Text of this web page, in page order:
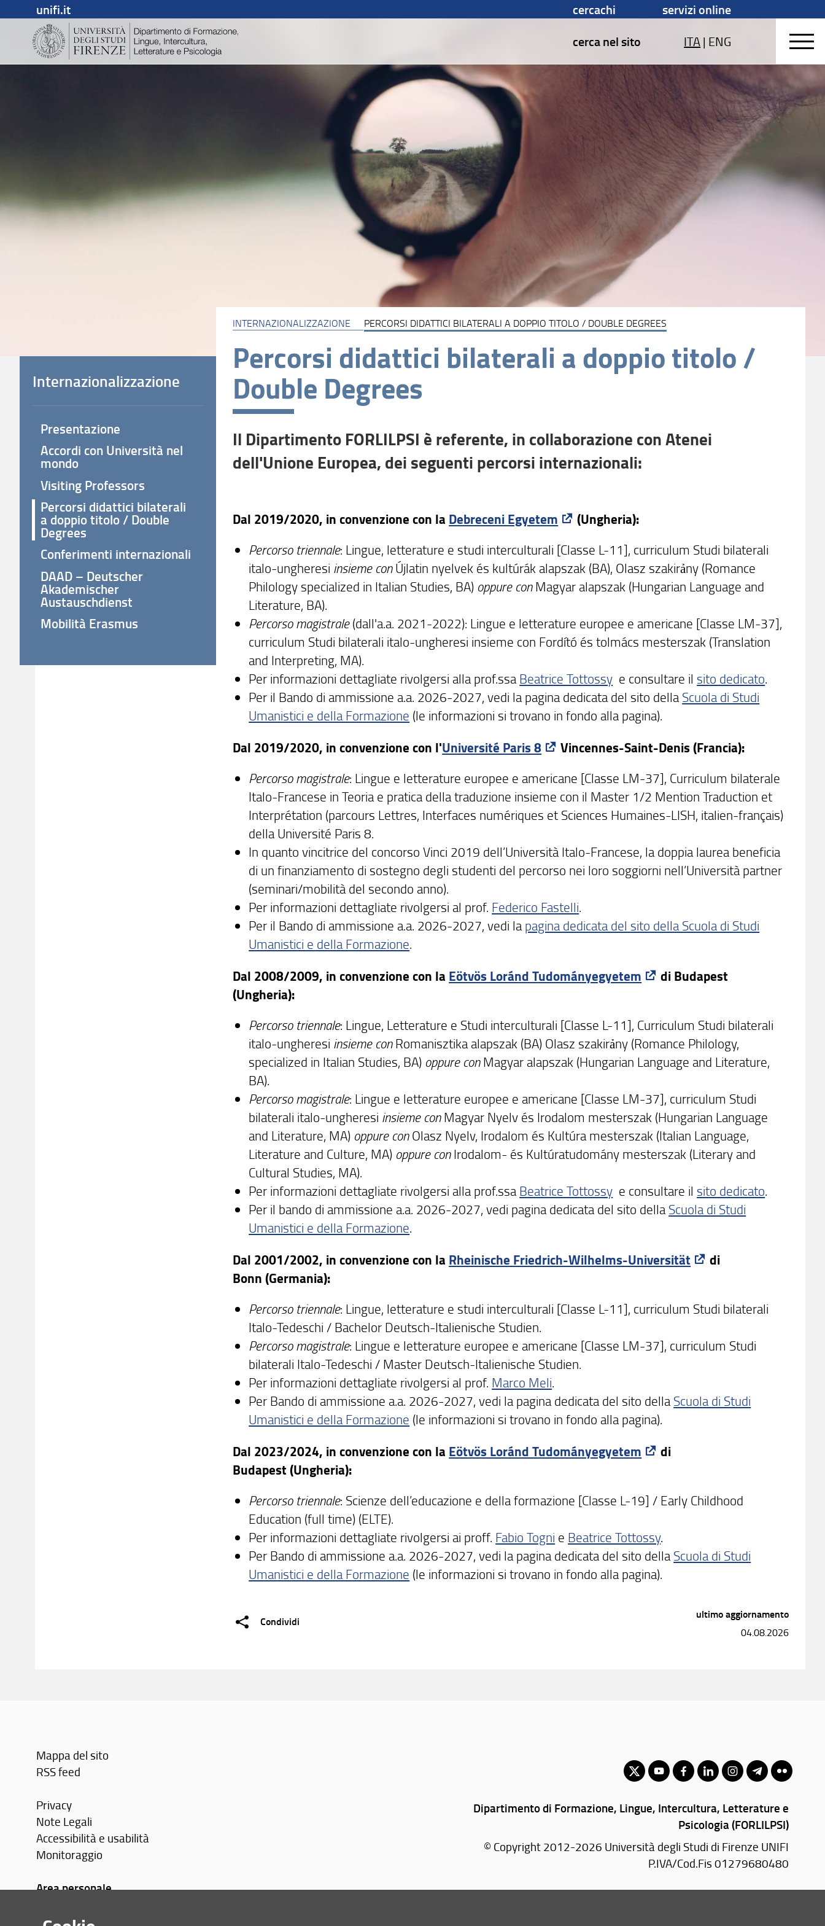
unifi.it cercachi
servizi online
cerca nel sito
ITA| ENG
INTERNAZIONALIZZAZIONE PERCORSI DIDATTICI BILATERALI A DOPPIO TITOLO / DOUBLE DEGREES
Percorsi didattici bilaterali a doppio titolo /
Double Degrees
Il Dipartimento FORLILPSI è referente, in collaborazione con Atenei
dell'Unione Europea, dei seguenti percorsi internazionali:
Dal 2019/2020, in convenzione con la Debreceni Egyetem (Ungheria):
Percorso triennale: Lingue, letterature e studi interculturali [Classe L-11], curriculum Studi bilaterali
italo-ungheresi insieme conÚjlatin nyelvek és kultúrák alapszak (BA), Olasz szakirảny (Romance
Philology specialized in Italian Studies, BA) oppure conMagyar alapszak (Hungarian Language and
Literature, BA).
Percorso magistrale(dall'a.a. 2021-2022): Lingue e letterature europee e americane [Classe LM-37],
curriculum Studi bilaterali italo-ungheresi insieme con Fordító és tolmács mesterszak (Translation
and Interpreting, MA).
Per informazioni dettagliate rivolgersi alla prof.ssaBeatrice Tottossy e consultare il sito dedicato.
Per il Bando di ammissione a.a. 2026-2027, vedi la pagina dedicata del sito dellaScuola di Studi
Umanistici e della Formazione (le informazioni si trovano in fondo alla pagina).
Dal 2019/2020, in convenzione con l'Université Paris 8 Vincennes-Saint-Denis (Francia):
Percorso magistrale: Lingue e letterature europee e americane [Classe LM-37], Curriculum bilaterale
Italo-Francese in Teoria e pratica della traduzione insieme con il Master 1/2 Mention Traduction et
Interprétation (parcours Lettres, Interfaces numériques et Sciences Humaines-LISH, italien-français)
della Université Paris 8.
In quanto vincitrice del concorso Vinci 2019 dell’Università Italo-Francese, la doppia laurea beneficia
di un finanziamento di sostegno degli studenti del percorso nei loro soggiorni nell’Università partner
(seminari/mobilità del secondo anno).
Per informazioni dettagliate rivolgersi al prof. Federico Fastelli.
Per il Bando di ammissione a.a. 2026-2027, vedi lapagina dedicata del sito della Scuola di Studi
Umanistici e della Formazione.
Dal 2008/2009, in convenzione con la Eötvös Loránd Tudományegyetem
di Budapest
(Ungheria):
Percorso triennale: Lingue, Letterature e Studi interculturali [Classe L-11], Curriculum Studi bilaterali
italo-ungheresi insieme conRomanisztika alapszak (BA) Olasz szakirảny (Romance Philology,
specialized in Italian Studies, BA) oppure conMagyar alapszak (Hungarian Language and Literature,
BA).
Percorso magistrale: Lingue e letterature europee e americane [Classe LM-37], curriculum Studi
bilaterali italo-ungheresi insieme conMagyar Nyelv és Irodalom mesterszak (Hungarian Language
and Literature, MA) oppure conOlasz Nyelv, Irodalom és Kultúra mesterszak (Italian Language,
Literature and Culture, MA) oppure conIrodalom- és Kultúratudomány mesterszak (Literary and
Cultural Studies, MA).
Per informazioni dettagliate rivolgersi alla prof.ssaBeatrice Tottossy e consultare il sito dedicato.
Per il bando di ammissione a.a. 2026-2027, vedi pagina dedicata del sito dellaScuola di Studi
Umanistici e della Formazione.
Dal 2001/2002, in convenzione con la Rheinische Friedrich-Wilhelms-Universität
di
Bonn (Germania):
Percorso triennale: Lingue, letterature e studi interculturali [Classe L-11], curriculum Studi bilaterali
Italo-Tedeschi / Bachelor Deutsch-Italienische Studien.
Percorso magistrale: Lingue e letterature europee e americane [Classe LM-37], curriculum Studi
bilaterali Italo-Tedeschi / Master Deutsch-Italienische Studien.
Per informazioni dettagliate rivolgersi al prof. Marco Meli.
Per Bando di ammissione a.a. 2026-2027, vedi la pagina dedicata del sito dellaScuola di Studi
Umanistici e della Formazione (le informazioni si trovano in fondo alla pagina).
Dal 2023/2024, in convenzione con la Eötvös Loránd Tudományegyetem
di
Budapest(Ungheria):
Percorso triennale: Scienze dell’educazione e della formazione [Classe L-19] / Early Childhood
Education (full time) (ELTE).
Per informazioni dettagliate rivolgersi ai proff. Fabio Togni e Beatrice Tottossy.
Per Bando di ammissione a.a. 2026-2027, vedi la pagina dedicata del sito dellaScuola di Studi
Umanistici e della Formazione (le informazioni si trovano in fondo alla pagina).
Condividi
Internazionalizzazione
Presentazione
Accordi con Università nel
mondo
Visiting Professors
Percorsi didattici bilaterali
a doppio titolo / Double
Degrees
Conferimenti internazionali
DAAD – Deutscher
Akademischer
Austauschdienst
Mobilità Erasmus
ultimo aggiornamento
04.08.2026
Mappa del sito
RSS feed
Privacy
Note Legali
Accessibilità e usabilità
Monitoraggio
Area personale
Dipartimento di Formazione, Lingue, Intercultura, Letterature e
Psicologia (FORLILPSI)
© Copyright 2012-2026 Università degli Studi di Firenze UNIFI
P.IVA/Cod.Fis 01279680480